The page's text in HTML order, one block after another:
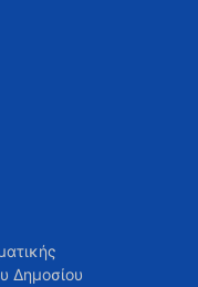
Δημοσίου